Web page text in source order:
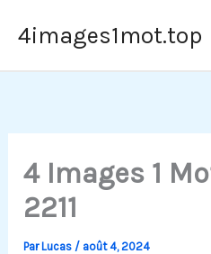
4images1mot.top
4 Images 1
2211
ParLucas / août 4, 2024